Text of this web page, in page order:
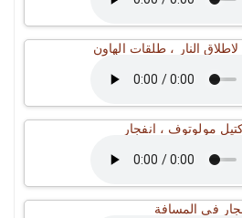
النار ، طلقات الهاون
مولوتوف ، انفجار
في المسافة